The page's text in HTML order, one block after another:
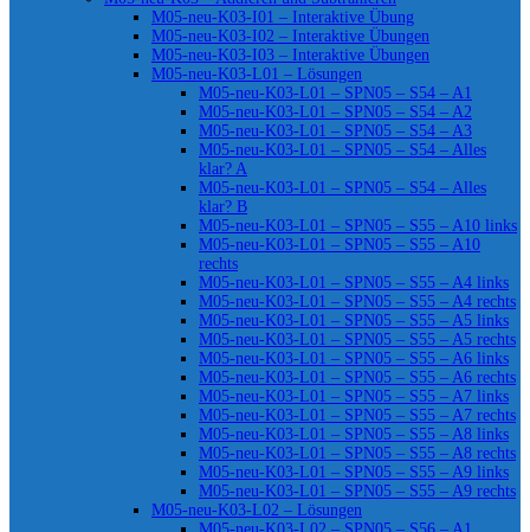
M05-neu-K03-I01 – Interaktive Übung
M05-neu-K03-I02 – Interaktive Übungen
M05-neu-K03-I03 – Interaktive Übungen
M05-neu-K03-L01 – Lösungen
M05-neu-K03-L01 – SPN05 – S54 – A1
M05-neu-K03-L01 – SPN05 – S54 – A2
M05-neu-K03-L01 – SPN05 – S54 – A3
M05-neu-K03-L01 – SPN05 – S54 – Alles
klar? A
M05-neu-K03-L01 – SPN05 – S54 – Alles
klar? B
M05-neu-K03-L01 – SPN05 – S55 – A10 links
M05-neu-K03-L01 – SPN05 – S55 – A10
rechts
M05-neu-K03-L01 – SPN05 – S55 – A4 links
M05-neu-K03-L01 – SPN05 – S55 – A4 rechts
M05-neu-K03-L01 – SPN05 – S55 – A5 links
M05-neu-K03-L01 – SPN05 – S55 – A5 rechts
M05-neu-K03-L01 – SPN05 – S55 – A6 links
M05-neu-K03-L01 – SPN05 – S55 – A6 rechts
M05-neu-K03-L01 – SPN05 – S55 – A7 links
M05-neu-K03-L01 – SPN05 – S55 – A7 rechts
M05-neu-K03-L01 – SPN05 – S55 – A8 links
M05-neu-K03-L01 – SPN05 – S55 – A8 rechts
M05-neu-K03-L01 – SPN05 – S55 – A9 links
M05-neu-K03-L01 – SPN05 – S55 – A9 rechts
M05-neu-K03-L02 – Lösungen